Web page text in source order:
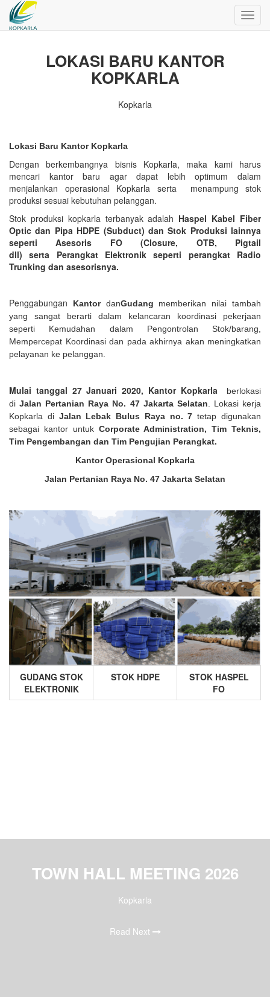
LOKASI BARU KANTOR
KOPKARLA
Kopkarla
Lokasi Baru Kantor Kopkarla
Dengan berkembangnya bisnis Kopkarla, maka kami harus
mencari kantor baru agar dapat lebih optimum dalam
menjalankan operasional Kopkarla serta menampung stok
produksi sesuai kebutuhan pelanggan.
Stok produksi kopkarla terbanyak adalah Haspel Kabel Fiber
Optic dan Pipa HDPE (Subduct) dan Stok Produksi lainnya
sepertiAsesoris FO (Closure, OTB, Pigtail
dll) serta Perangkat Elektronik seperti perangkat Radio
Trunking dan asesorisnya.
Penggabungan Kantor danGudang memberikan nilai tambah
yang sangat berarti dalam kelancaran koordinasi pekerjaan
seperti Kemudahan dalam Pengontrolan Stok/barang,
Mempercepat Koordinasi dan pada akhirnya akan meningkatkan
pelayanan ke pelanggan.
Mulai tanggal 27 Januari 2020, Kantor Kopkarla berlokasi
di Jalan Pertanian Raya No. 47 Jakarta Selatan . Lokasi kerja
Kopkarla di Jalan Lebak Bulus Raya no. 7 tetap digunakan
sebagai kantor untuk Corporate Administration, Tim Teknis,
Tim Pengembangan dan Tim Pengujian Perangkat.
Kantor Operasional Kopkarla
Jalan Pertanian Raya No. 47 Jakarta Selatan
GUDANG STOK
ELEKTRONIK
STOK HDPE
STOK HASPEL
FO
TOWN HALL MEETING 2026
Kopkarla
Read Next